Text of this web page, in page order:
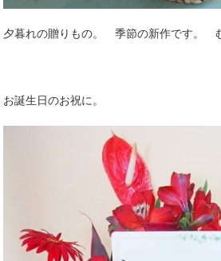
夕暮れの贈りもの。 季節の新作です。
お誕生日のお祝に。